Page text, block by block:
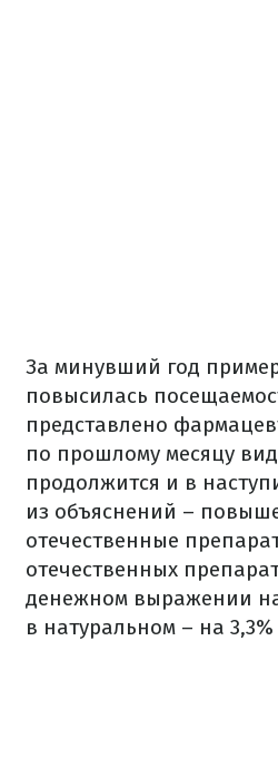
За минувший год
повысилась
представлено
по прошлому месяцу
продолжится и в
из объяснений –
отечественные
отечественных
денежном выражении на
в натуральном – на